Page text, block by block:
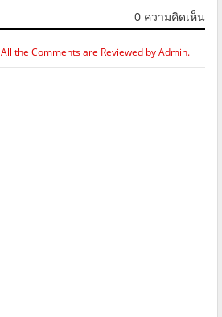
0 ความคิดเห็น
the Comments are Reviewed by Admin.